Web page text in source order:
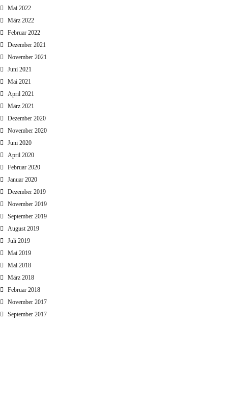
Mai 2022
März 2022
Februar 2022
Dezember 2021
November 2021
Juni 2021
Mai 2021
April 2021
März 2021
Dezember 2020
November 2020
Juni 2020
April 2020
Februar 2020
Januar 2020
Dezember 2019
November 2019
September 2019
August 2019
Juli 2019
Mai 2019
Mai 2018
März 2018
Februar 2018
November 2017
September 2017